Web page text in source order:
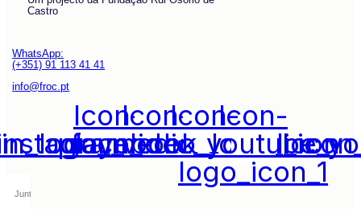
Castro
WhatsApp:
(+351) 91 113 41 41
info@froc.pt
Icon-Icon-Icon-
facebook_logo_icon
Icon-
logo_icon_1